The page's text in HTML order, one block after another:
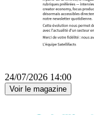
24/07/2026 14:00
Voir le magazine